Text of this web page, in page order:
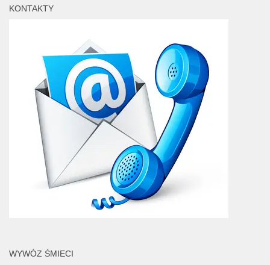
KONTAKTY
WYWÓZ ŚMIECI